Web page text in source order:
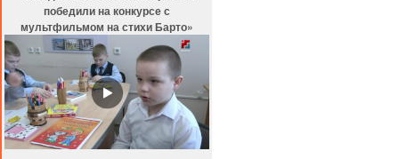
победили на конкурсе с
мультфильмом на стихи Барто»